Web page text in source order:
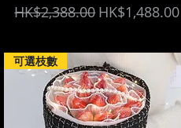
Regular Price
HK$2,388.00Sale Price
HK$1,488.00
可選枝數